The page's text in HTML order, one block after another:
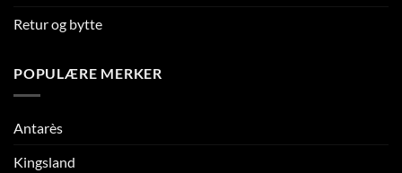
Retur og bytte
POPULÆRE MERKER
Antarès
Kingsland